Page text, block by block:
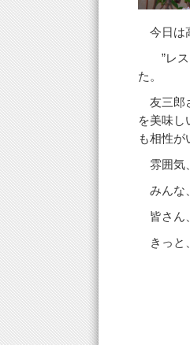
今日は
”レス
た。
友三郎
を美味し
も相性が
雰囲気
みんな
皆さん
きっと